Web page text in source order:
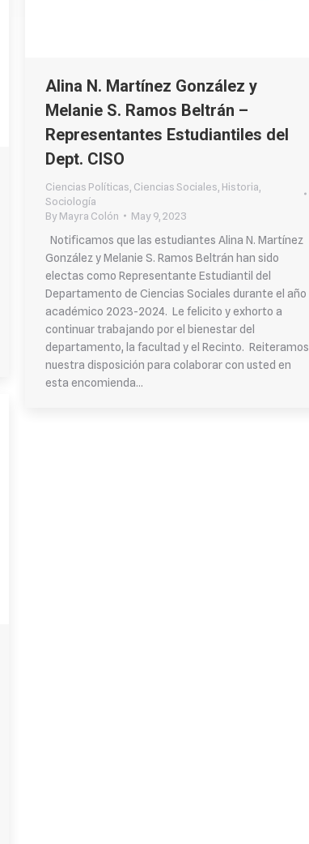
Alina N. Martínez González y
Melanie S. Ramos Beltrán –
Representantes Estudiantiles del
Dept. CISO
Ciencias Políticas Ciencias Sociales Historia
Sociología
ByMayra Colón
May 9, 2023
Notificamos que las estudiantes Alina N. Martínez
González y Melanie S. Ramos Beltrán han sido
electas como Representante Estudiantil del
Departamento de Ciencias Sociales durante el año
académico 2023-2024. Le felicito y exhorto a
continuar trabajando por el bienestar del
departamento, la facultad y el Recinto. Reiteramos
nuestra disposición para colaborar con usted en
esta encomienda…